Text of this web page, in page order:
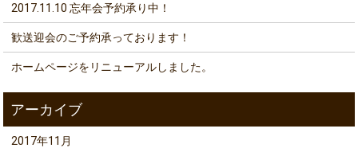
2017.11.10 忘年会予約承り中！
歓送迎会のご予約承っております！
ホームページをリニューアルしました。
2017年11月